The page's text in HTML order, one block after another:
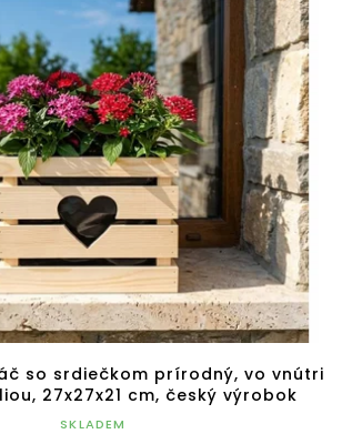
so srdiečkom prírodný, vo vnútri
27x27x21 cm, český výrobok
SKLADEM